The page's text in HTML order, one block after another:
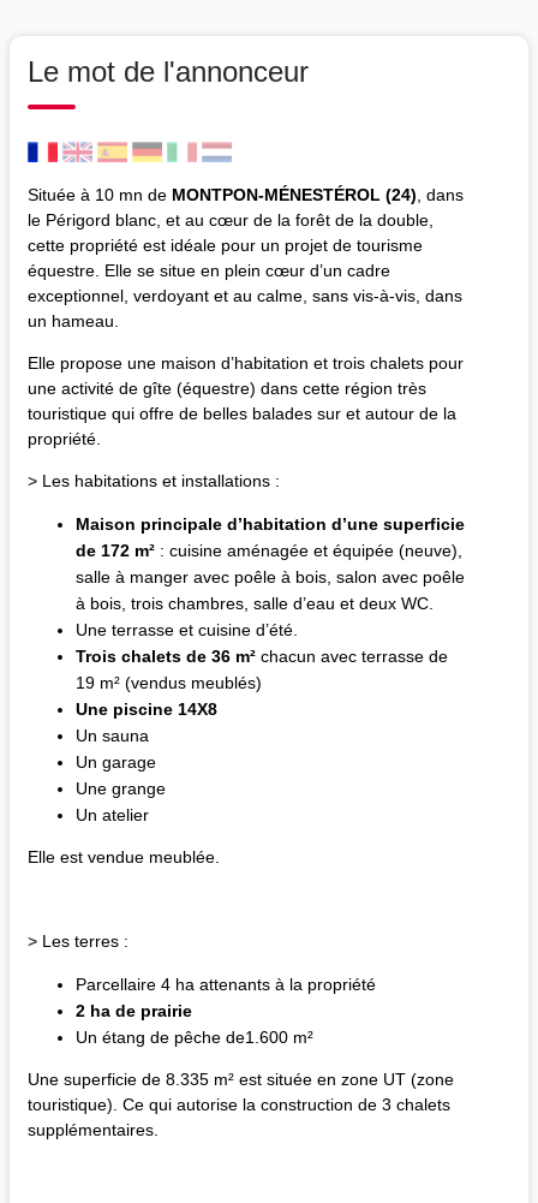
Le mot de l'annonceur
Située à 10 mn de MONTPON-MÉNESTÉROL (24) , dans
le Périgord blanc, et au cœur de la forêt de la double,
cette propriété est idéale pour un projet de tourisme
équestre. Elle se situe en plein cœur d’un cadre
exceptionnel, verdoyant et au calme, sans vis-à-vis, dans
un hameau.
Elle propose une maison d’habitation et trois chalets pour
une activité de gîte (équestre) dans cette région très
touristique qui offre de belles balades sur et autour de la
propriété.
> Les habitations et installations :
Maison principale d’habitation d’une superficie
de 172 m² : cuisine aménagée et équipée (neuve),
salle à manger avec poêle à bois, salon avec poêle
à bois, trois chambres, salle d’eau et deux WC.
Une terrasse et cuisine d’été.
Trois chalets de 36 m² chacun avec terrasse de
19 m² (vendus meublés)
Une piscine 14X8
Un sauna
Un garage
Une grange
Un atelier
Elle est vendue meublée.
> Les terres :
Parcellaire 4 ha attenants à la propriété
2 ha de prairie
Un étang de pêche de1.600 m²
Une superficie de 8.335 m² est située en zone UT (zone
touristique). Ce qui autorise la construction de 3 chalets
supplémentaires.